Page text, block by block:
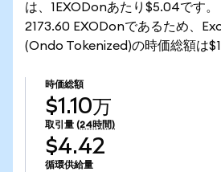
は、1EXODonあたり$5.04です
2173.60 EXODonであるため、
(Ondo Tokenized)の時価総額は
時価総額
$1.10万
取引量 (24時間)
$4.42
循環供給量